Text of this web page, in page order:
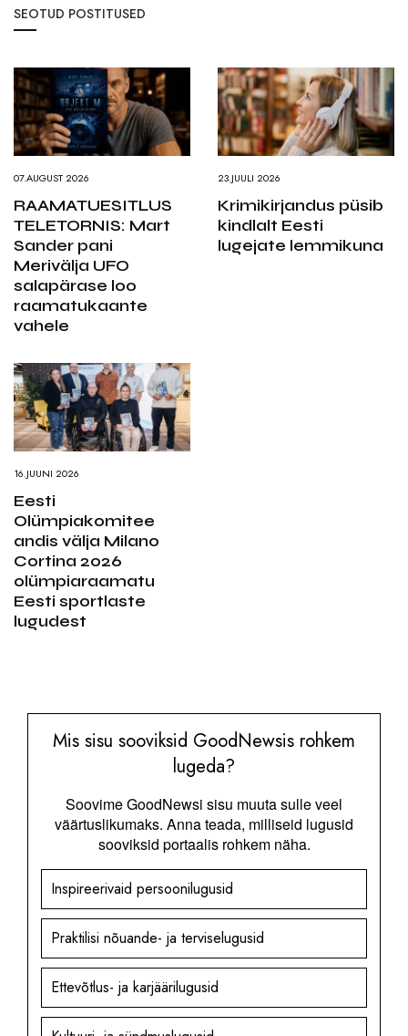
SEOTUD POSTITUSED
07.AUGUST 2026
RAAMATUESITLUS
TELETORNIS: Mart
Sander pani
Merivälja UFO
salapärase loo
raamatukaante
vahele
23.JUULI 2026
Krimikirjandus püsib
kindlalt Eesti
lugejate lemmikuna
16.JUUNI 2026
Eesti
Olümpiakomitee
andis välja Milano
Cortina 2026
olümpiaraamatu
Eesti sportlaste
lugudest
Mis sisu sooviksid GoodNewsis rohkem
lugeda?
Soovime GoodNewsi sisu muuta sulle veel
väärtuslikumaks. Anna teada, milliseid lugusid
sooviksid portaalis rohkem näha.
Inspireerivaid persoonilugusid
Praktilisi nõuande- ja terviselugusid
Ettevõtlus- ja karjäärilugusid